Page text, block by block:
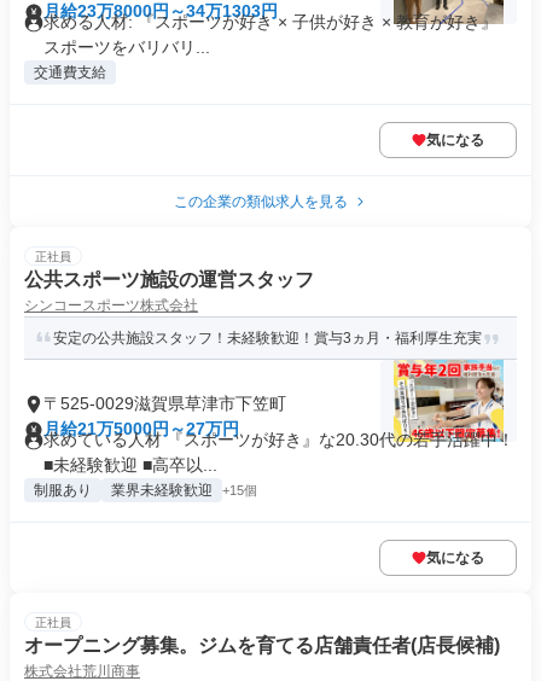
月給23万8000円～34万1303円
求める人材: 『スポーツが好き × 子供が好き × 教育が好き』
スポーツをバリバリ...
交通費支給
気になる
この企業の類似求人を見る
正社員
公共スポーツ施設の運営スタッフ
シンコースポーツ株式会社
安定の公共施設スタッフ！未経験歓迎！賞与3ヵ月・福利厚生充実
〒525-0029滋賀県草津市下笠町
月給21万5000円～27万円
求めている人材 『スポーツが好き』な20.30代の若手活躍中！
■未経験歓迎 ■高卒以...
制服あり 業界未経験歓迎 +15個
気になる
正社員
オープニング募集。ジムを育てる店舗責任者(店長候補)
株式会社荒川商事